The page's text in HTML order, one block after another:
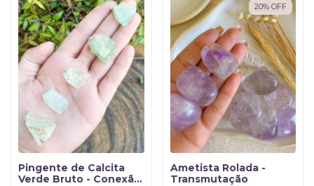
Pingente de Calcita
Verde Bruto - Conexão
20% OFF
Ametista Rolada -
Transmutação